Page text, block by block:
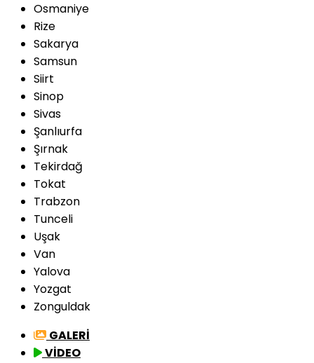
Osmaniye
Rize
Sakarya
Samsun
Siirt
Sinop
Sivas
Şanlıurfa
Şırnak
Tekirdağ
Tokat
Trabzon
Tunceli
Uşak
Van
Yalova
Yozgat
Zonguldak
GALERİ
VİDEO